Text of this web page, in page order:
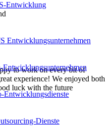
to work on every bit of
experience! We enjoyed both
luck with the future
Entwicklung
Entwicklungsunternehmen
Entwicklungsunternehmen
Entwicklungsdienste
Dienste